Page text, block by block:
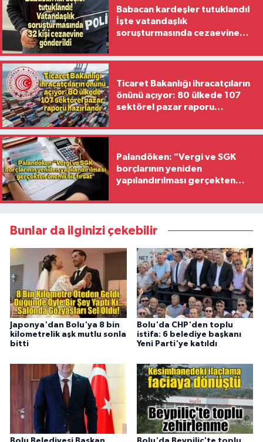
Babacan kardeşler tutuklandı!
İşte vatandaşlık
soruşturmasında cezaevine
Ticaret Bakanlığı ihracatçıların
önünü açıyor: 80 ülkede 107
sektörel pazar raporu
Palandöken: "Vergi ve SGK
borçlarının yeniden
yapılandırılması gerçekten
Bunlar da ilginizi çekebilir
Japonya'dan Bolu'ya 8 bin
kilometrelik aşk mutlu sonla
bitti
Bolu'da CHP'den toplu
istifa: 6 belediye başkanı
Yeni Parti'ye katıldı